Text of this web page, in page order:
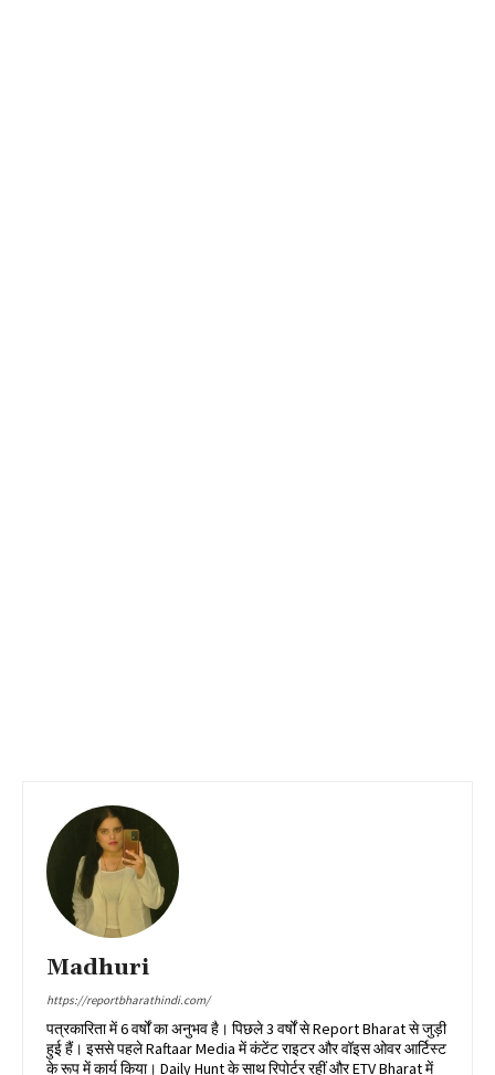
Madhuri
https://reportbharathindi.com/
पत्रकारिता में 6 वर्षों का अनुभव है। पिछले 3 वर्षों से Report Bharat से जुड़ी
हुई हैं। इससे पहले Raftaar Media में कंटेंट राइटर और वॉइस ओवर आर्टिस्ट
के रूप में कार्य किया। Daily Hunt के साथ रिपोर्टर रहीं और ETV Bharat में